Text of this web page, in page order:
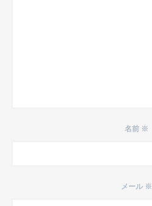
名前 ※
メール ※